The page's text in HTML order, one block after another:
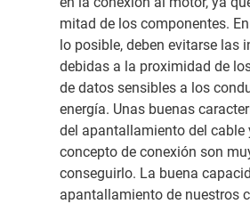
mitad de los componentes.
lo posible, deben evitarse las
debidas a la proximidad de
de datos sensibles a los
energía. Unas buenas
del apantallamiento del cable
concepto de conexión son
conseguirlo. La buena
apantallamiento de nuestros